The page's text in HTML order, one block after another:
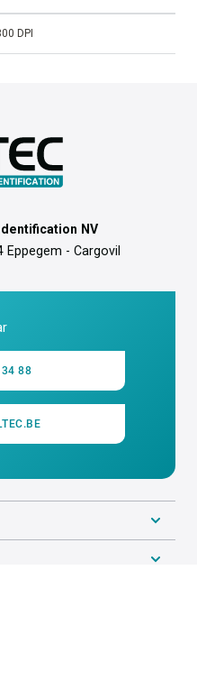
DPI
NV
Eppegem - Cargovil
88